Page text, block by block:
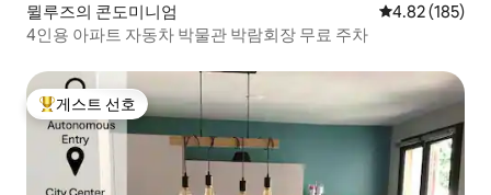
뮐루즈의 콘도미니엄 평점 4.82점(5
4.82 (185)
4인용 아파트 자동차 박물관 박람회장 무료 주차
상위 게스트 선호
게스트 선호